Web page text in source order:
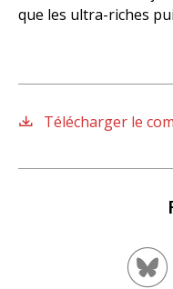
que les ultra-riches
Télécharger le